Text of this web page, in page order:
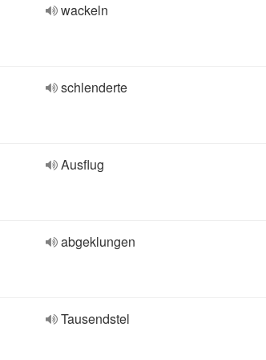
wackeln
schlenderte
Ausflug
abgeklungen
Tausendstel